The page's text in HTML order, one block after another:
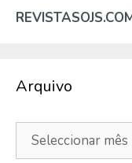
Arquivo
Arquivo